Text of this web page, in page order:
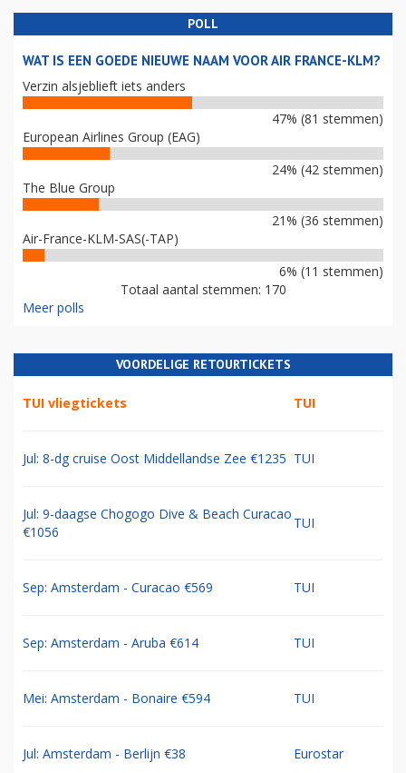
POLL
WAT IS EEN GOEDE NIEUWE NAAM VOOR AIR FRANCE-KLM?
Verzin alsjeblieft iets anders
47% (81 stemmen)
European Airlines Group (EAG)
24% (42 stemmen)
The Blue Group
21% (36 stemmen)
Air-France-KLM-SAS(-TAP)
6% (11 stemmen)
Totaal aantal stemmen: 170
Meer polls
VOORDELIGE RETOURTICKETS
TUI vliegtickets TUI
Jul: 8-dg cruise Oost Middellandse Zee €1235 TUI
Jul: 9-daagse Chogogo Dive & Beach Curacao
€1056
TUI
Sep: Amsterdam - Curacao €569 TUI
Sep: Amsterdam - Aruba €614 TUI
Mei: Amsterdam - Bonaire €594 TUI
Jul: Amsterdam - Berlijn €38 Eurostar